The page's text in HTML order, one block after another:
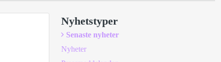
Nyhetstyper
Senaste nyheter
Nyheter